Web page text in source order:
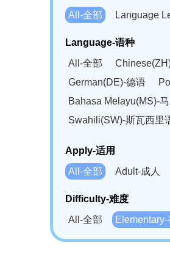
All-全部
Language
Language-语种
All-全部
German(DE)-德语
Bahasa Melayu(MS)-
Swahili(SW)-斯瓦西里
Apply-适用
All-全部
Adult-成人
Difficulty-难度
All-全部
Elementary-